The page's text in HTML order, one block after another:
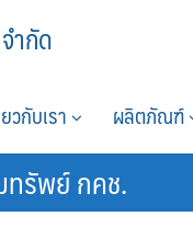
ำกัด
วกับเรา ผลิตภัณฑ์
รัพย์ กคช.